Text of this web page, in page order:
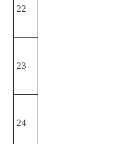
22
23
24